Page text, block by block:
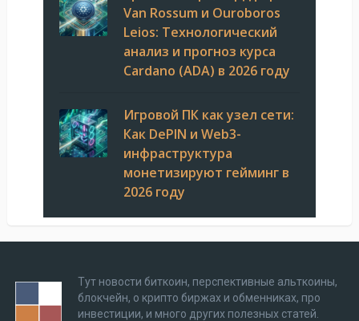
Van Rossum и Ouroboros
Leios: Технологический
анализ и прогноз курса
Cardano (ADA) в 2026 году
Игровой ПК как узел сети:
Как DePIN и Web3-
инфраструктура
монетизируют гейминг в
2026 году
Тут новости биткоин, перспективные альткоины,
блокчейн, о крипто биржах и обменниках, про
инвестиции, и много других полезных статей.